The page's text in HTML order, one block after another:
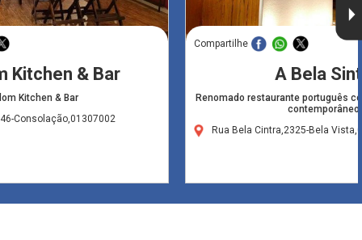
Kitchen & Bar
Kitchen & Bar
Consolação,01307002
Compartilhe
A Bela
Renomado restaurante português
Rua Bela Cintra,2325-Bela